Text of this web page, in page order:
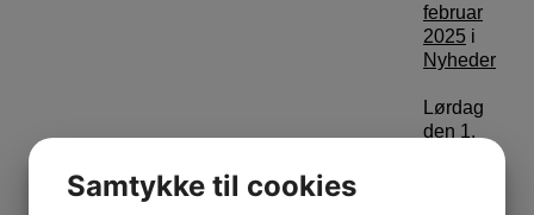
februar
2025 i
Nyheder
Lørdag
den 1.
Samtykke til cookies